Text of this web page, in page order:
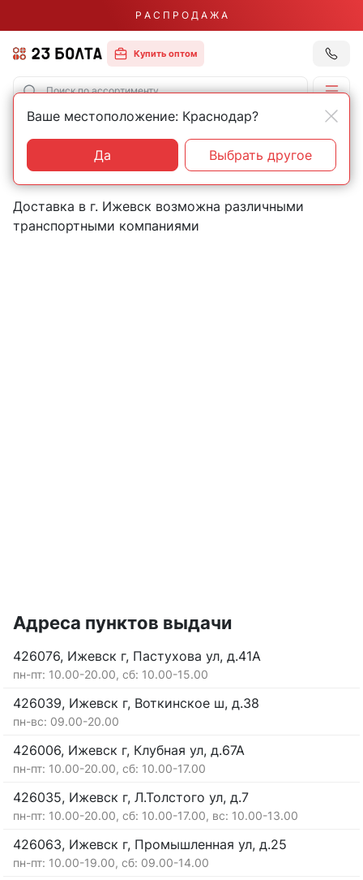
Р А С П Р О Д А Ж А
Купить оптом
Главная Контакты Ижевск
Пункты выдачи товаров в
городе Ижевск
Доставка в г. Ижевск возможна различными
транспортными компаниями
Адреса пунктов выдачи
426076, Ижевск г, Пастухова ул, д.41А
пн-пт: 10.00-20.00, сб: 10.00-15.00
426039, Ижевск г, Воткинское ш, д.38
пн-вс: 09.00-20.00
426006, Ижевск г, Клубная ул, д.67А
пн-пт: 10.00-20.00, сб: 10.00-17.00
426035, Ижевск г, Л.Толстого ул, д.7
пн-пт: 10.00-20.00, сб: 10.00-17.00, вс: 10.00-13.00
426063, Ижевск г, Промышленная ул, д.25
пн-пт: 10.00-19.00, сб: 09.00-14.00
Ваше местоположение: Краснодар?
Да Выбрать другое